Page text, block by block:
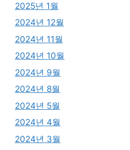
2025년 1월
2024년 12월
2024년 11월
2024년 10월
2024년 9월
2024년 8월
2024년 5월
2024년 4월
2024년 3월